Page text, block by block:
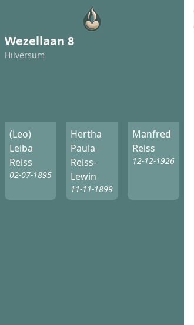
Wezellaan 8
Hilversum
(Leo)
Leiba
Reiss
02-07-1895
Hertha
Paula
Reiss-
Lewin
11-11-1899
Manfred
Reiss
12-12-1926